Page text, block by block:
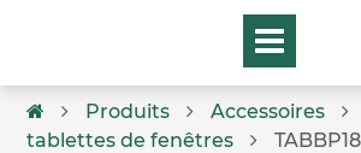
Produits Accessoires
tablettes de fenêtres